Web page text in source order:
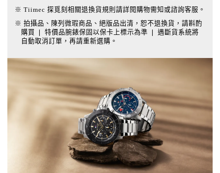
※ Tiimec 探覓刻相關退換貨規則請詳閱購物需知或諮詢客服。
※ 拍攝品、陳列微瑕商品、絕版品出清，恕不退換貨，請斟酌
購買 ❘ 特價品腕錶保固以保卡上標示為準 ❘ 遇斷貨系統將
自動取消訂單，再請重新選購。